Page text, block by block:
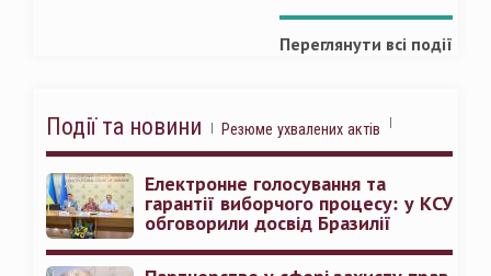
Переглянути всі події
Події та новини Резюме ухвалених актів
Електронне голосування та
гарантії виборчого процесу: у КСУ
обговорили досвід Бразилії